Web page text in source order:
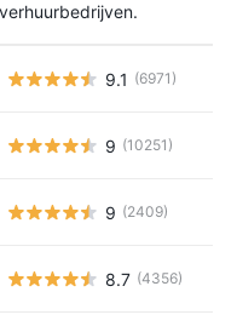
9.1 (6971)
9 (10251)
9 (2409)
8.7 (4356)